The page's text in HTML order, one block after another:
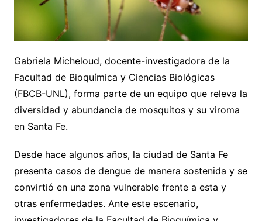
Gabriela Micheloud, docente-investigadora de la
Facultad de Bioquímica y Ciencias Biológicas
(FBCB-UNL), forma parte de un equipo que releva la
diversidad y abundancia de mosquitos y su viroma
en Santa Fe.
Desde hace algunos años, la ciudad de Santa Fe
presenta casos de dengue de manera sostenida y se
convirtió en una zona vulnerable frente a esta y
otras enfermedades. Ante este escenario,